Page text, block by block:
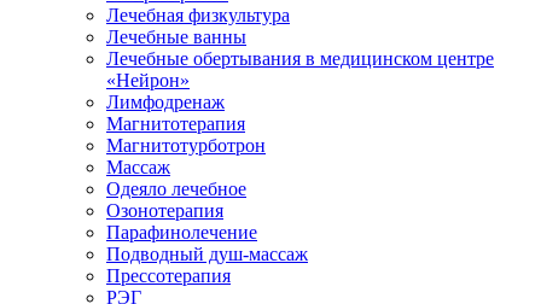
Лечебная физкультура
Лечебные ванны
Лечебные обертывания в медицинском центре
«Нейрон»
Лимфодренаж
Магнитотерапия
Магнитотурботрон
Массаж
Одеяло лечебное
Озонотерапия
Парафинолечение
Подводный душ-массаж
Прессотерапия
РЭГ